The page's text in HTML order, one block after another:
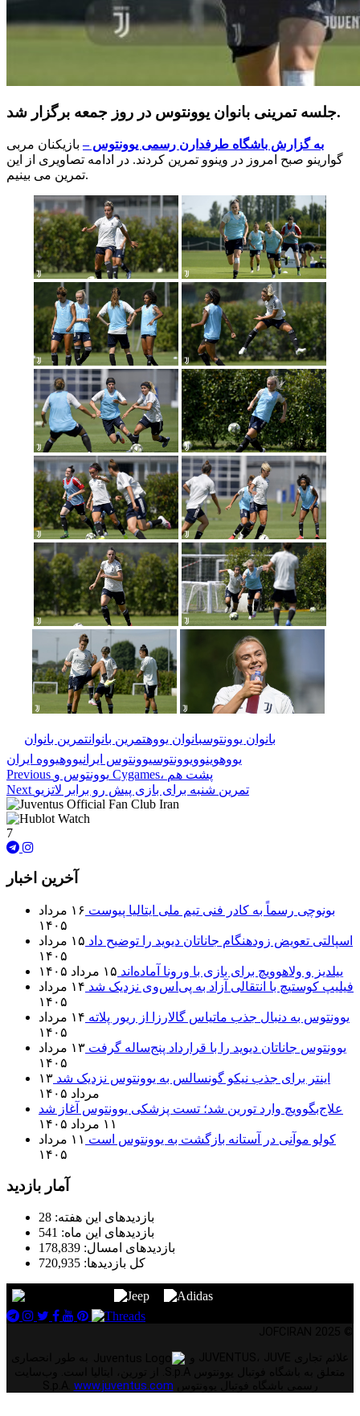
جلسه تمرینی بانوان یوونتوس در روز جمعه برگزار شد.
به گزارش باشگاه طرفدارن رسمی یوونتوس –بازیکنان مربی
گوارینو صبح امروز در وینوو تمرین کردند. در ادامه تصاویری از این
تمرین می بینیم.
بانوان یوونتوسبانوان یووهتمرین بانوانتمرین بانوان
یووهوینوویوونتوسیوونتوس ایرانیووهیووه ایران
Previous
یوونتوس و Cygames، پشت هم
Next تمرین شنبه برای بازی پیش رو برابر لاتزیو
7
آخرین اخبار
بونوچی رسماً به کادر فنی تیم ملی ایتالیا پیوست
۱۶ مرداد
۱۴۰۵
اسپالتی تعویض زودهنگام جاناتان دیوید را توضیح داد
۱۵ مرداد
۱۴۰۵
ییلدیز و ولاهوویچ برای بازی با ورونا آماده‌اند ۱۵ مرداد ۱۴۰۵
فیلیپ کوستیچ با انتقالی آزاد به پی‌اس‌وی نزدیک شد
۱۴ مرداد
۱۴۰۵
یوونتوس به دنبال جذب ماتیاس گالارزا از ریور پلاته
۱۴ مرداد
۱۴۰۵
یوونتوس جاناتان دیوید را با قرارداد پنج‌ساله گرفت
۱۳ مرداد
۱۴۰۵
اینتر برای جذب نیکو گونسالس به یوونتوس نزدیک شد ۱۳
مرداد ۱۴۰۵
علاج‌بگوویچ وارد تورین شد؛ تست پزشکی یوونتوس آغاز شد
۱۱ مرداد ۱۴۰۵
کولو موآنی در آستانه بازگشت به یوونتوس است
۱۱ مرداد
۱۴۰۵
آمار بازدید
بازدیدهای این هفته: 28
بازدیدهای این ماه: 541
بازدیدهای امسال: 178,839
کل بازدیدها: 720,935
www.juventus.com